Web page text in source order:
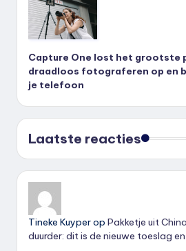
Capture One lost het grootste
draadloos fotograferen op en
je telefoon
Laatste reacties
Tineke Kuyperop Pakketje uit
duurder: dit is de nieuwe toeslag